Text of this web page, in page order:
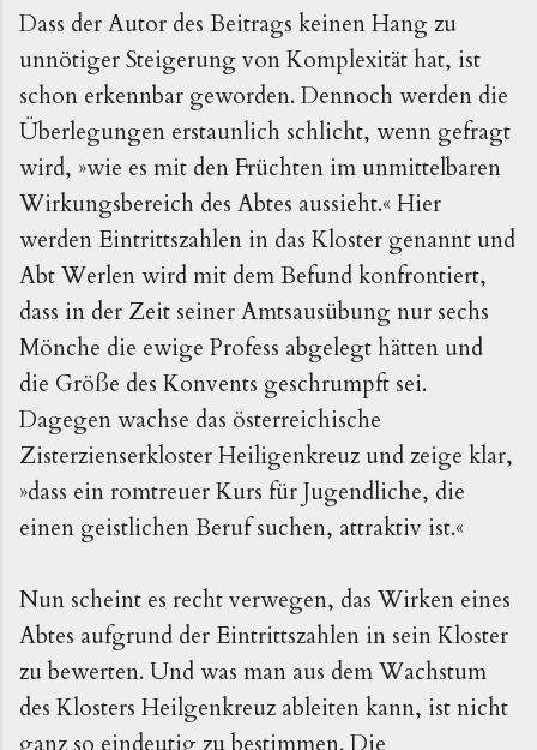
Dass der Autor des Beitrags keinen Hang zu
unnötiger Steigerung von Komplexität hat, ist
schon erkennbar geworden. Dennoch werden die
Überlegungen erstaunlich schlicht, wenn gefragt
wird, »wie es mit den Früchten im unmittelbaren
Wirkungsbereich des Abtes aussieht.« Hier
werden Eintrittszahlen in das Kloster genannt und
Abt Werlen wird mit dem Befund konfrontiert,
dass in der Zeit seiner Amtsausübung nur sechs
Mönche die ewige Profess abgelegthätten und
die Größe des Konvents geschrumpft sei.
Dagegen wachse das österreichische
Zisterzienserkloster Heiligenkreuz und zeige klar,
»dass ein romtreuer Kurs für Jugendliche, die
einen geistlichen Beruf suchen, attraktiv ist.«
Nun scheint es recht verwegen, das Wirken eines
Abtes aufgrund der Eintrittszahlen in sein Kloster
zu bewerten. Und was man aus dem Wachstum
des Klosters Heilgenkreuz ableiten kann, ist nicht
ganz so eindeutig zu bestimmen. Die